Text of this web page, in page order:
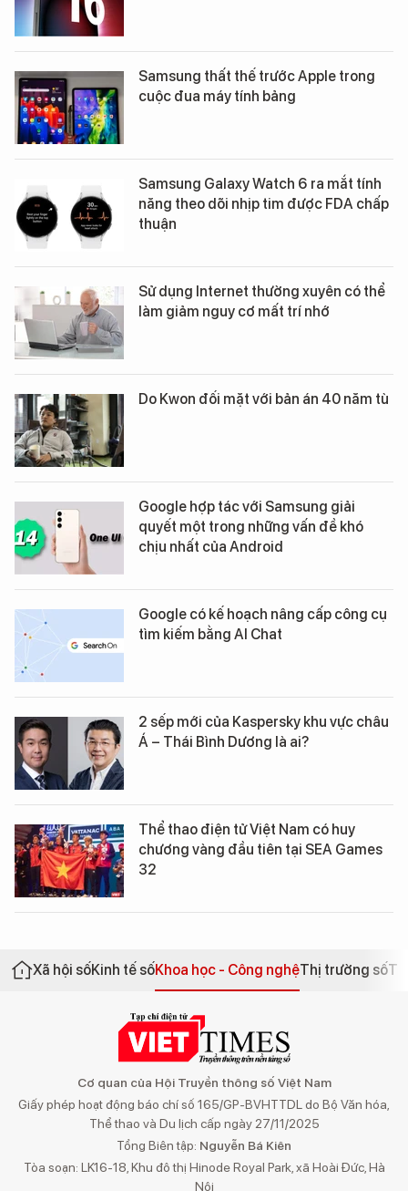
Samsung thất thế trước Apple trong
cuộc đua máy tính bảng
Samsung Galaxy Watch 6 ra mắt tính
năng theo dõi nhịp tim được FDA chấp
thuận
Sử dụng Internet thường xuyên có thể
làm giảm nguy cơ mất trí nhớ
Do Kwon đối mặt với bản án 40 năm tù
Google hợp tác với Samsung giải
quyết một trong những vấn đề khó
chịu nhất của Android
Google có kế hoạch nâng cấp công cụ
tìm kiếm bằng AI Chat
2 sếp mới của Kaspersky khu vực châu
Á – Thái Bình Dương là ai?
Thể thao điện tử Việt Nam có huy
chương vàng đầu tiên tại SEA Games
32
Xã hội sốKinh tế sốKhoa học - Công nghệThị trường số
Cơ quan của Hội Truyền thông số Việt Nam
Giấy phép hoạt động báo chí số 165/GP-BVHTTDL do Bộ Văn hóa,
Thể thao và Du lịch cấp ngày 27/11/2025
Tổng Biên tập: Nguyễn Bá Kiên
Tòa soạn: LK16-18, Khu đô thị Hinode Royal Park, xã Hoài Đức, Hà
Nội